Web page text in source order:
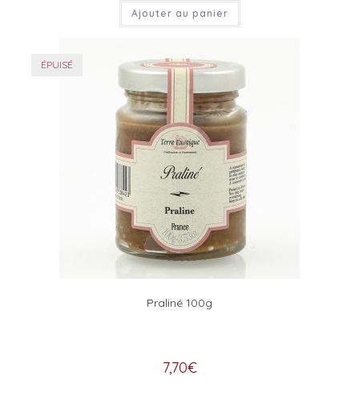
Ajouter au panier
ÉPUISÉ
Praliné 100g
7,70€